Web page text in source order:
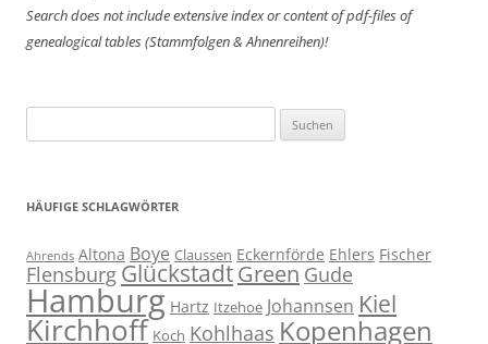
Search does not include extensive index or content ofpdf-files of
genealogical tables (Stammfolgen & Ahnenreihen)!
nach:
HÄUFIGE SCHLAGWÖRTER
Ahrends Altona Boye Claussen Eckernförde Ehlers Fischer
Flensburg GlückstadtGreen Gude
Hamburg Hartz Itzehoe Johannsen Kiel
Kirchhoff Koch Kohlhaas Kopenhagen